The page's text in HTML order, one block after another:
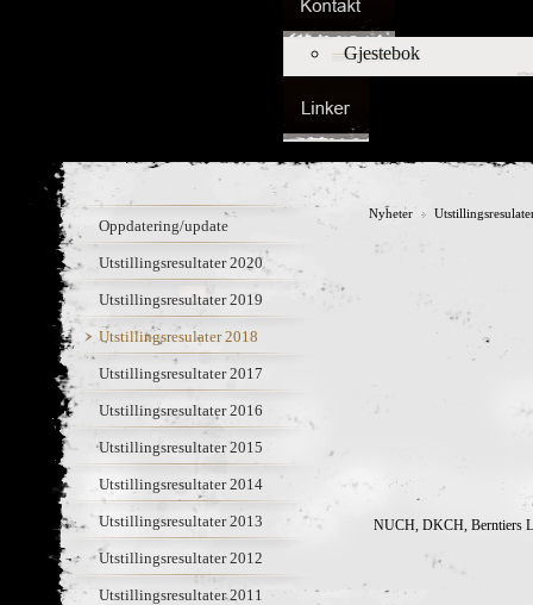
Gjestebok
Oppdatering/update
Utstillingsresultater 2020
Utstillingsresultater 2019
Utstillingsresulater 2018
Utstillingsresultater 2017
Utstillingsresultater 2016
Utstillingsresultater 2015
Utstillingsresultater 2014
Utstillingsresultater 2013
Utstillingsresultater 2012
Utstillingsresultater 2011
Nyheter
NUCH, DKCH, Berntiers